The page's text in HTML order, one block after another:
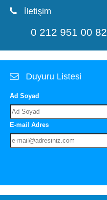
İletişim
0 212 951 00 82
Duyuru Listesi
Ad Soyad
E-mail Adres